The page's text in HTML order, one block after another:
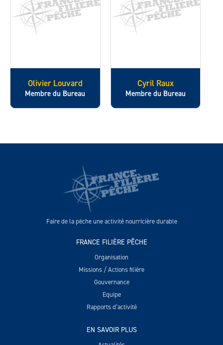
Olivier Louvard
Membre du Bureau
Cyril Raux
Membre du Bureau
Faire de la pêche une activité nourricière durable
FRANCE FILIÈRE PÊCHE
Organisation
Missions / Actions filière
Gouvernance
Equipe
Rapports d’activité
EN SAVOIR PLUS